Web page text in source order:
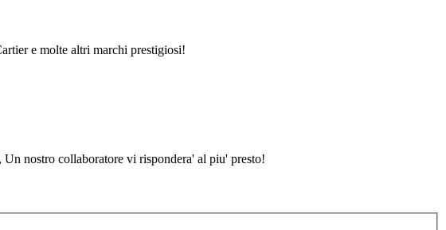
e molte altri marchi prestigiosi!
nostro collaboratore vi rispondera' al piu' presto!